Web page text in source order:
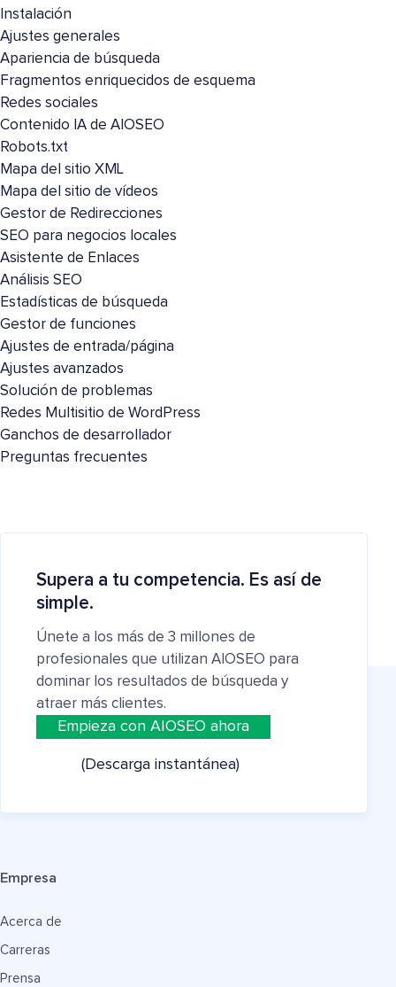
Instalación
Ajustes generales
Apariencia de búsqueda
Fragmentos enriquecidos de esquema
Redes sociales
Contenido IA de AIOSEO
Robots.txt
Mapa del sitio XML
Mapa del sitio de vídeos
Gestor de Redirecciones
SEO para negocios locales
Asistente de Enlaces
Análisis SEO
Estadísticas de búsqueda
Gestor de funciones
Ajustes de entrada/página
Ajustes avanzados
Solución de problemas
Redes Multisitio de WordPress
Ganchos de desarrollador
Preguntas frecuentes
Supera a tu competencia. Es así de
simple.
Únete a los más de 3 millones de
profesionales que utilizan AIOSEO para
dominar los resultados de búsqueda y
atraer más clientes.
Empieza con AIOSEO ahora
(Descarga instantánea)
Empresa
Acerca de
Carreras
Prensa